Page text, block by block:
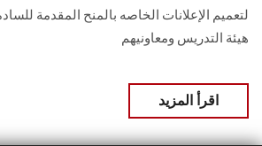
لتعميم الإعلانات الخاصه بالمنح المقدمة
هيئة التدريس ومعاونيهم
اقرأ المزيد